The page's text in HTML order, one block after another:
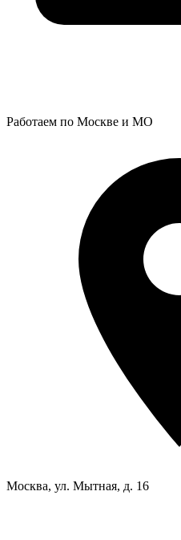
Работаем по Москве и МО
Москва, ул. Мытная, д. 16